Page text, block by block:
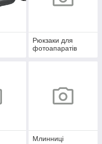
Рюкзаки для
фотоапаратів
Млинниці